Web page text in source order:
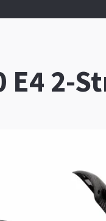
E4 2-